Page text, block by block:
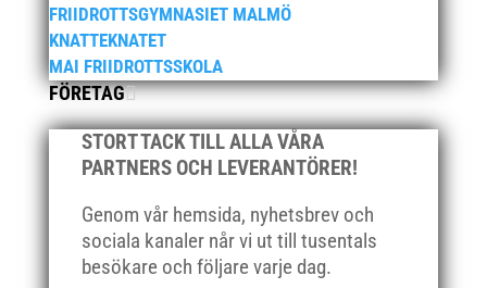
FRIIDROTTSGYMNASIET MALMÖ
KNATTEKNATET
MAI FRIIDROTTSSKOLA
FÖRETAG
STORT TACK TILL ALLA VÅRA
PARTNERS OCH LEVERANTÖRER!
Genom vår hemsida, nyhetsbrev och
sociala kanaler når vi ut till tusentals
besökare och följare varje dag.
februari 2021
december 2020
november 2020
oktober 2020
september 2020
augusti 2020
juni 2020
april 2020
mars 2020